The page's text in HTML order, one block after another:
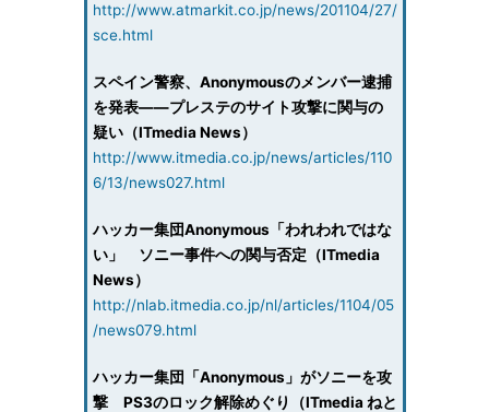
http://www.atmarkit.co.jp/news/201104/27/
sce.html
スペイン警察、Anonymousのメンバー逮捕
を発表――プレステのサイト攻撃に関与の
疑い（ITmedia News）
http://www.itmedia.co.jp/news/articles/110
6/13/news027.html
ハッカー集団Anonymous「われわれではな
い」 ソニー事件への関与否定（ITmedia
News）
http://nlab.itmedia.co.jp/nl/articles/1104/05
/news079.html
ハッカー集団「Anonymous」がソニーを攻
撃 PS3のロック解除めぐり（ITmedia ねと